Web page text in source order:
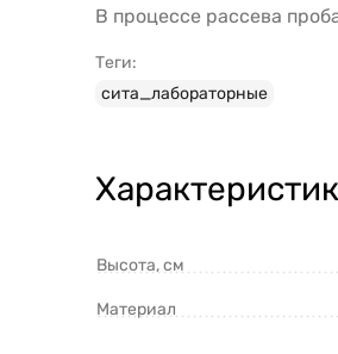
В процессе рассева
Теги:
сита_лабораторные
Высота, см
Материал